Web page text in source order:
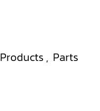
Products , Parts